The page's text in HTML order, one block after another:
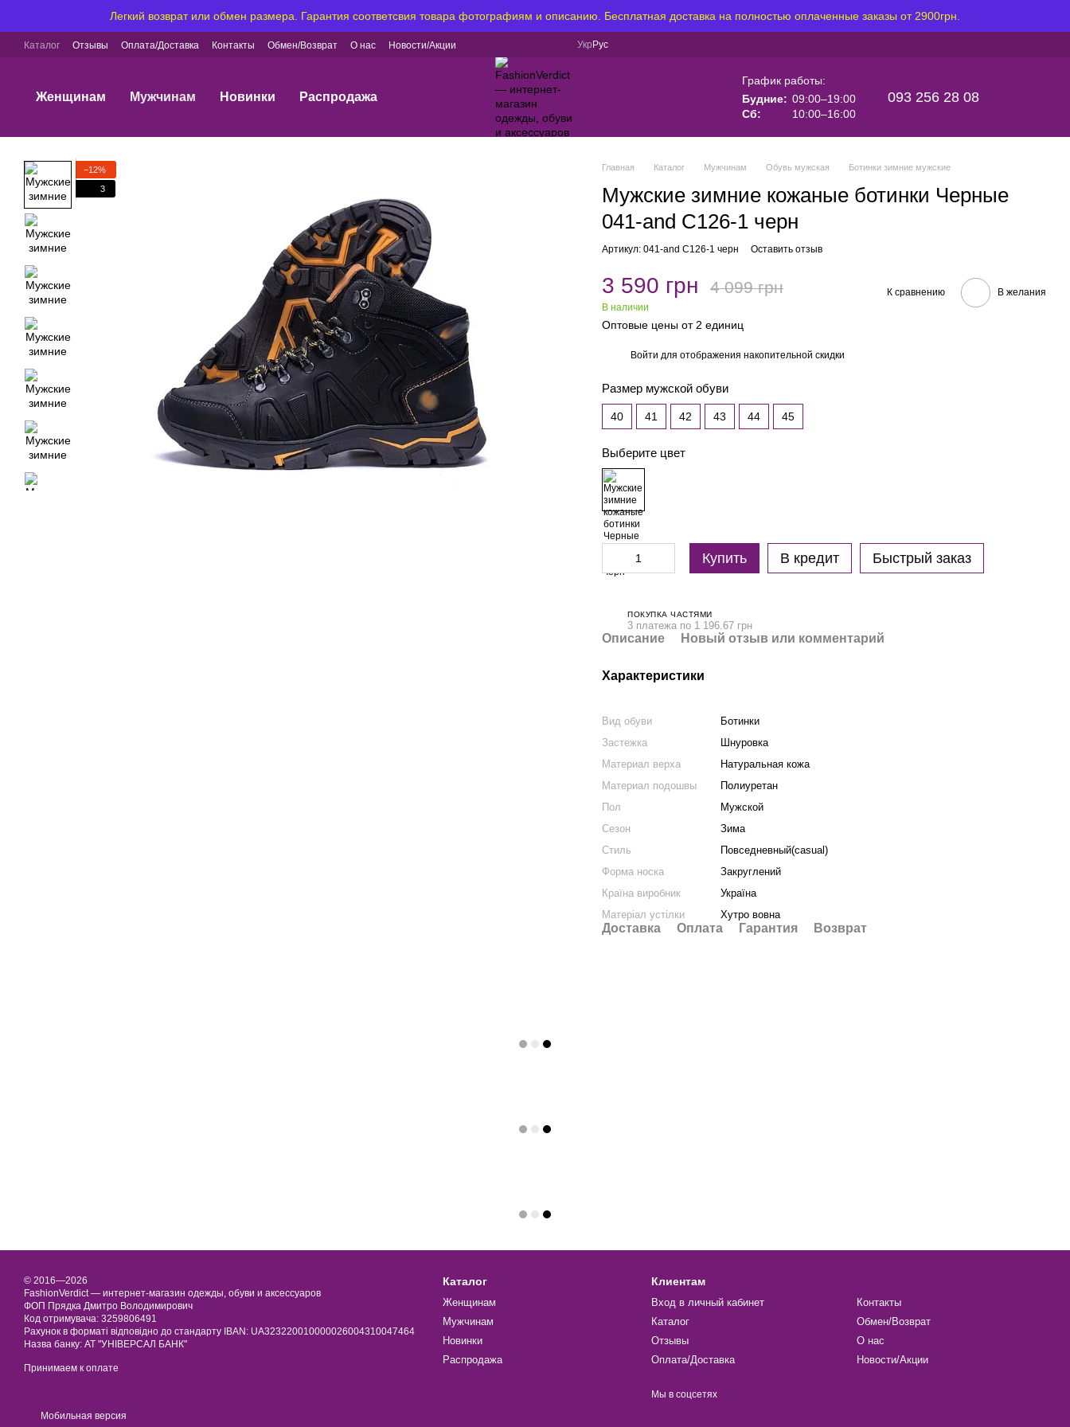
Перейти к основному контентуЛегкий возврат или обмен размера. Гарантия соответсвия товара фотографиям и описанию. Бесплатная доставка на полностью оплаченные заказы от 2900грн.
Каталог Отзывы Оплата/Доставка Контакты Обмен/Возврат О нас Новости/Акции Укр Рус
Женщинам Мужчинам Новинки Распродажа
График работы:
Будние: 09:00–19:00
Сб:
10:00–16:00
093 256 28 08
−12%
3
Главная Каталог Мужчинам Обувь мужская Ботинки зимние мужские
Мужские зимние кожаные ботинки Черные
041-and C126-1 черн
Артикул: 041-and C126-1 черн Оставить отзыв
3 590 грн 4 099 грн
В наличии
К сравнению В желания
Оптовые цены от 2 единиц
Войти для отображения накопительной скидки
Размер мужской обуви
40 41 42 43 44 45
Выберите цвет
Купить В кредит Быстрый заказ
ПОКУПКА ЧАСТЯМИ
3 платежа по 1 196.67 грн
Описание Новый отзыв или комментарий
Характеристики
Вид обуви
Ботинки
Застежка
Шнуровка
Материал верха
Натуральная кожа
Материал подошвы
Полиуретан
Пол
Мужской
Сезон
Зима
Стиль
Повседневный(casual)
Форма носка
Закруглений
Країна виробник
Україна
Матеріал устілки
Хутро вовна
Доставка Оплата Гарантия Возврат
© 2016—2026
FashionVerdict — интернет-магазин одежды, обуви и аксессуаров
ФОП Прядка Дмитро Володимирович
Код отримувача: 3259806491
Рахунок в форматі відповідно до стандарту IBAN: UA323220010000026004310047464
Назва банку: АТ "УНІВЕРСАЛ БАНК"
Принимаем к оплате
Мобильная версия
Каталог
Женщинам
Мужчинам
Новинки
Распродажа
Клиентам
Вход в личный кабинет
Каталог
Отзывы
Оплата/Доставка
Контакты
Обмен/Возврат
О нас
Новости/Акции
Мы в соцсетях